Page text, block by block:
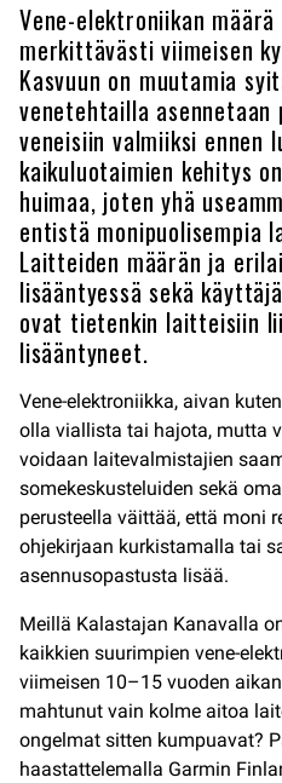
Vene-elektroniikan
merkittävästi viimeisen
Kasvuun on muutamia
venetehtailla asennetaan
veneisiin valmiiksi ennen
kaikuluotaimien kehitys
huimaa, joten yhä
entistä monipuolisempia
Laitteiden määrän ja
lisääntyessä sekä
ovat tietenkin laitteisiin
lisääntyneet.
Vene-elektroniikka, aivan
olla viallista tai hajota, mutta
voidaan laitevalmistajien
somekeskusteluiden sekä
perusteella väittää, että moni
ohjekirjaan kurkistamalla tai
asennusopastusta lisää.
Meillä Kalastajan Kanavalla
kaikkien suurimpien vene-
viimeisen 10–15 vuoden
mahtunut vain kolme aitoa
ongelmat sitten kumpuavat?
haastattelemalla Garmin